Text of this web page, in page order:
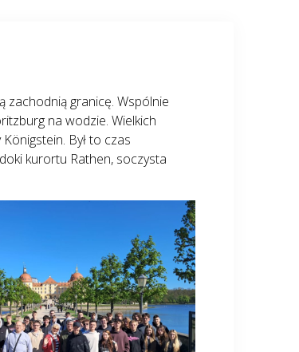
zachodnią granicę. Wspólnie
na wodzie. Wielkich
Był to czas
kurortu Rathen, soczysta